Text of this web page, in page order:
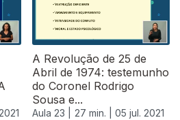
A Revolução de 25 de
Abril de 1974: testemunho
do Coronel Rodrigo
Sousa e...
Aula 23 | 27 min. | 05 jul. 2021